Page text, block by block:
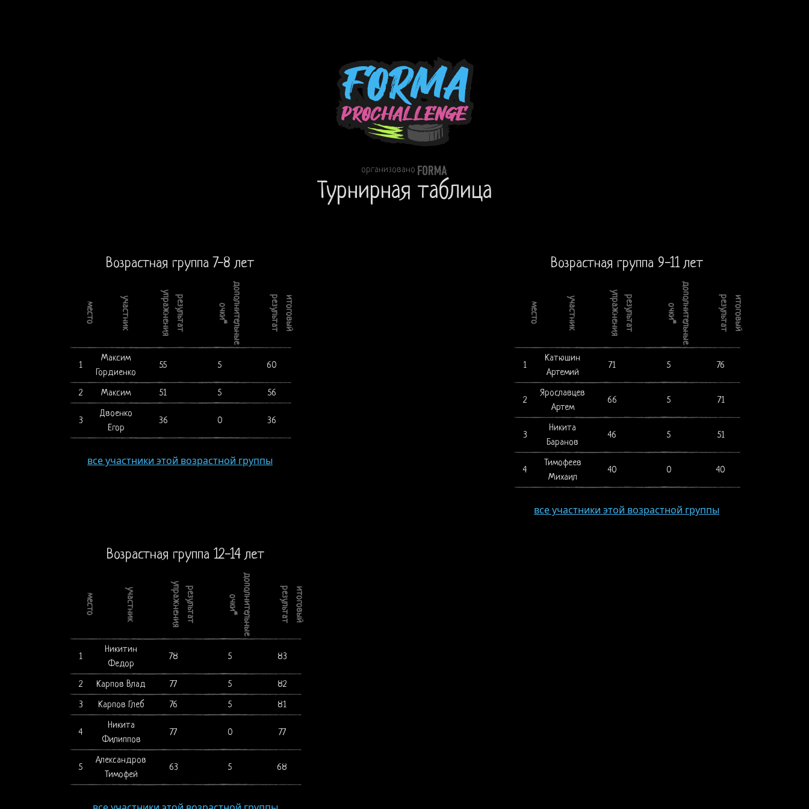
организовано
Турнирная таблица
Возрастная группа 7-8 лет
место участник результат
упражнения дополнительные
очки* итоговый
результат
1
Максим
Гордиенко
55 5 60
2 Максим 51 5 56
3
Двоенко
Егор
36 0 36
все участники этой возрастной группы
Возрастная группа 9-11 лет
место участник результат
упражнения дополнительные
очки* итоговый
результат
1
Катюшин
Артемий
71 5 76
2
Ярославцев
Артем
66 5 71
3
Никита
Баранов
46 5 51
4
Тимофеев
Михаил
40 0 40
все участники этой возрастной группы
Возрастная группа 12-14 лет
место участник результат
упражнения дополнительные
очки* итоговый
результат
1
Никитин
Федор
78 5 83
2 Карпов Влад 77 5
82
3
Карпов Глеб 76 5 81
4
Никита
Филиппов
77 0 77
5
Александров
Тимофей
63 5 68